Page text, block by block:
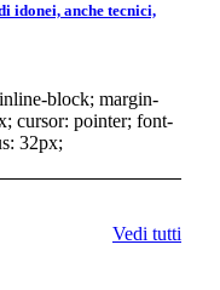
idonei, anche tecnici,
block; margin-
cursor: pointer; font-
32px;
Vedi tutti